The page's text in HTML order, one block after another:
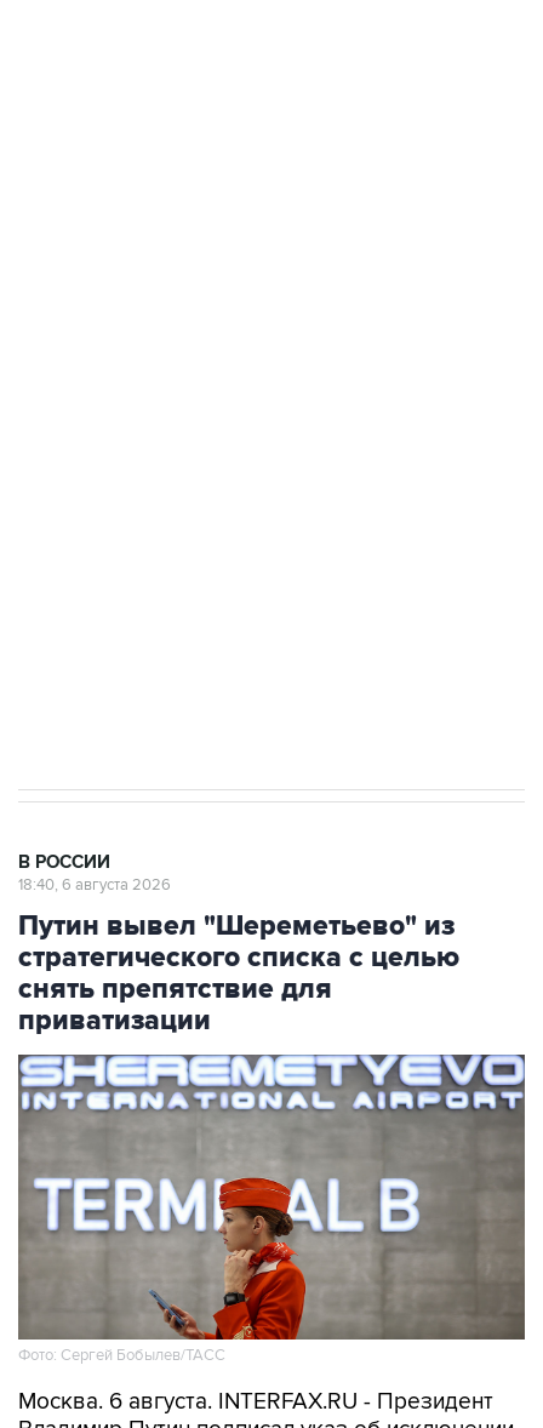
В РОССИИ
18:40, 6 августа 2026
Путин вывел "Шереметьево" из
стратегического списка с целью
снять препятствие для
приватизации
Фото: Сергей Бобылев/ТАСС
Москва. 6 августа. INTERFAX.RU - Президент